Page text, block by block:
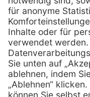
E-Mail:
Services